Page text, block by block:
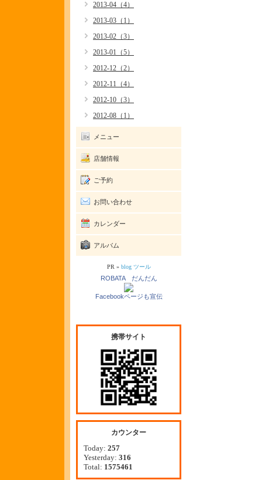
2013-04（4）
2013-03（1）
2013-02（3）
2013-01（5）
2012-12（2）
2012-11（4）
2012-10（3）
2012-08（1）
メニュー
店舗情報
ご予約
お問い合わせ
カレンダー
アルバム
PR » blog ツール
ROBATA だんだん
Facebookページも宣伝
携帯サイト
カウンター
Today: 257
Yesterday: 316
Total: 1575461